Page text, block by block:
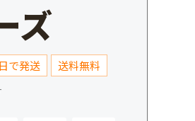
ズ
で発送 送料無料